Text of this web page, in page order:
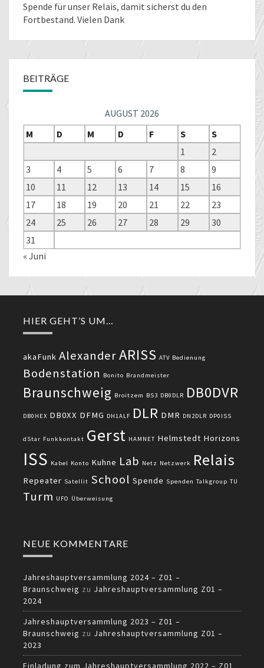
Spende für unser Relais, damit sicherst du den
Fortbestand. Vielen Dank
BEITRÄGE
AUGUST 2026
M
D M D F S
S
1
2
3
4 5 6 7 8
9
10
11 12 13 14 15
16
17
18 19 20 21 22
23
24
25 26 27 28 29
30
31
« Juni
HIER GEHT’S UM…
akaFunk AlexanderARISS ATV Bedienung
Bodenstation Bonito Brandmeister
Braunschweig Broitzem BS3 DB0DLR DB0DVR
DB0HEX DB0XX DFMG DH1ALF DLR DMR DN2DLR DP0ISS
dStar Funkkontakt Gerst HAMNET Helmstedt Horizons
ISS Kabel Konto Kuhne Lab Netz Netzwerk Relais
Repeater Satellit School Spende Spenden Talkgroup TU
Turm UFO Überweisung
NEUE KOMMENTARE
Jahreshauptversammlung 2024 – Z01 –
Braunschweig zu Jahreshauptversammlung Z01 –
2024
Jahreshauptversammlung 2023 – Z01 –
Braunschweig zu Jahreshauptversammlung Z01 –
2023
Einladung zum Jahreshauptversammlung 2022 – Z01